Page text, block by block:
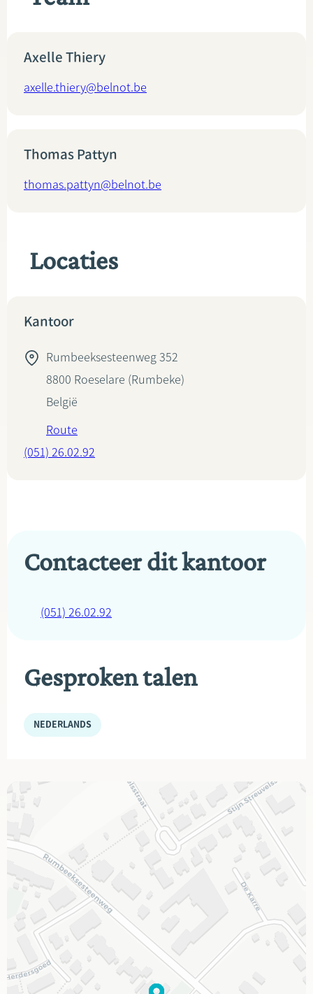
Axelle Thiery
axelle.thiery@belnot.be
Thomas Pattyn
thomas.pattyn@belnot.be
Locaties
Kantoor
Rumbeeksesteenweg 352
8800 Roeselare (Rumbeke)
België
Route
(051) 26.02.92
Contacteer dit kantoor
(051) 26.02.92
Gesproken talen
NEDERLANDS